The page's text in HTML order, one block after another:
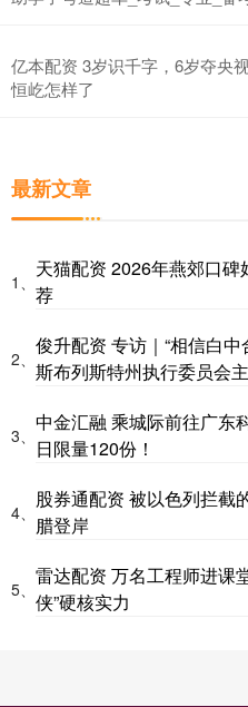
亿本配资 3岁识千字，6岁夺央
恒屹怎样了
最新文章
1、
天猫配资 2026年燕郊口
荐
2、
俊升配资 专访｜“相信白
斯布列斯特州执行委员会
3、
中金汇融 乘城际前往广东
日限量120份！
4、
股券通配资 被以色列拦截
腊登岸
5、
雷达配资 万名工程师进课
侠”硬核实力